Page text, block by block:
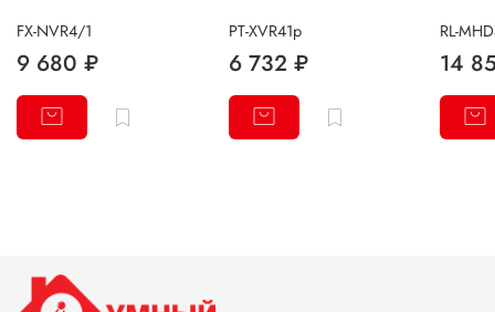
FX-NVR4/1
9 680 ₽
PT-XVR41p
6 732 ₽
RL-
14